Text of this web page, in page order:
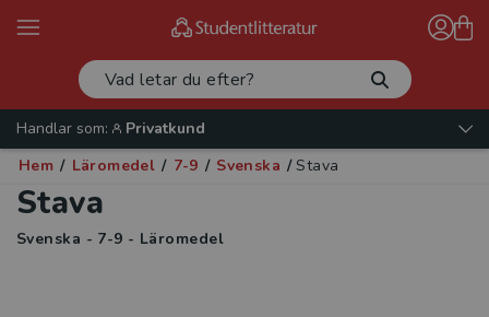
Handlar som:
Privatkund
Hem / Läromedel / 7-9 / Svenska / Stava
Stava
Svenska - 7-9 - Läromedel